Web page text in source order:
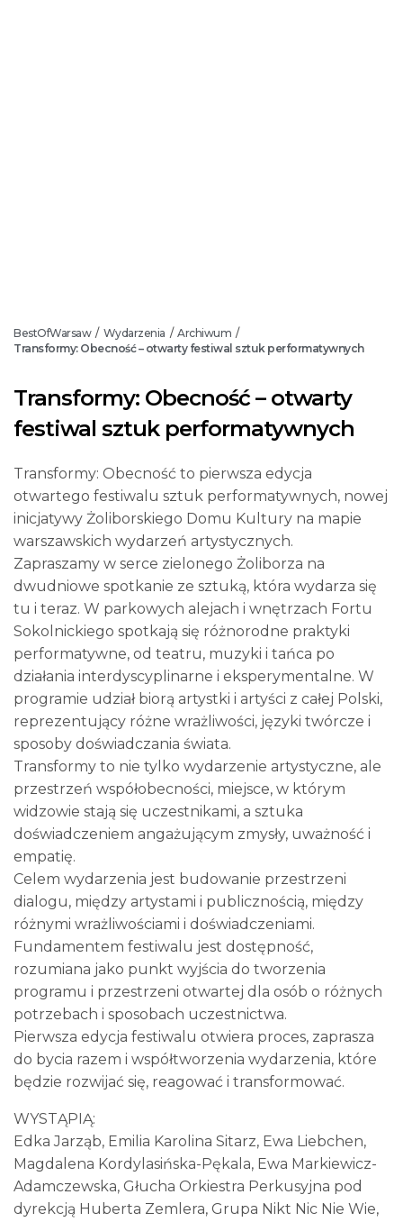
BestOfWarsaw / Wydarzenia / Archiwum /
Transformy: Obecność – otwarty festiwal sztuk performatywnych
Transformy: Obecność – otwarty
festiwal sztuk performatywnych
Transformy: Obecność to pierwsza edycja
otwartego festiwalu sztuk performatywnych, nowej
inicjatywy Żoliborskiego Domu Kultury na mapie
warszawskich wydarzeń artystycznych.
Zapraszamy w serce zielonego Żoliborza na
dwudniowe spotkanie ze sztuką, która wydarza się
tu i teraz. W parkowych alejach i wnętrzach Fortu
Sokolnickiego spotkają się różnorodne praktyki
performatywne, od teatru, muzyki i tańca po
działania interdyscyplinarne i eksperymentalne. W
programie udział biorą artystki i artyści z całej Polski,
reprezentujący różne wrażliwości, języki twórcze i
sposoby doświadczania świata.
Transformy to nie tylko wydarzenie artystyczne, ale
przestrzeń współobecności, miejsce, w którym
widzowie stają się uczestnikami, a sztuka
doświadczeniem angażującym zmysły, uważność i
empatię.
Celem wydarzenia jest budowanie przestrzeni
dialogu, między artystami i publicznością, między
różnymi wrażliwościami i doświadczeniami.
Fundamentem festiwalu jest dostępność,
rozumiana jako punkt wyjścia do tworzenia
programu i przestrzeni otwartej dla osób o różnych
potrzebach i sposobach uczestnictwa.
Pierwsza edycja festiwalu otwiera proces, zaprasza
do bycia razem i współtworzenia wydarzenia, które
będzie rozwijać się, reagować i transformować.
WYSTĄPIĄ:
Edka Jarząb, Emilia Karolina Sitarz, Ewa Liebchen,
Magdalena Kordylasińska-Pękala, Ewa Markiewicz-
Adamczewska, Głucha Orkiestra Perkusyjna pod
dyrekcją Huberta Zemlera, Grupa Nikt Nic Nie Wie,